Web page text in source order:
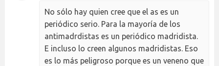
No sólo hay quien cree que el as es un
periódico serio. Para la mayoría de los
antimadrdistas es un periódico madridista.
E incluso lo creen algunos madridistas. Eso
es lo más peligroso porque es un veneno que